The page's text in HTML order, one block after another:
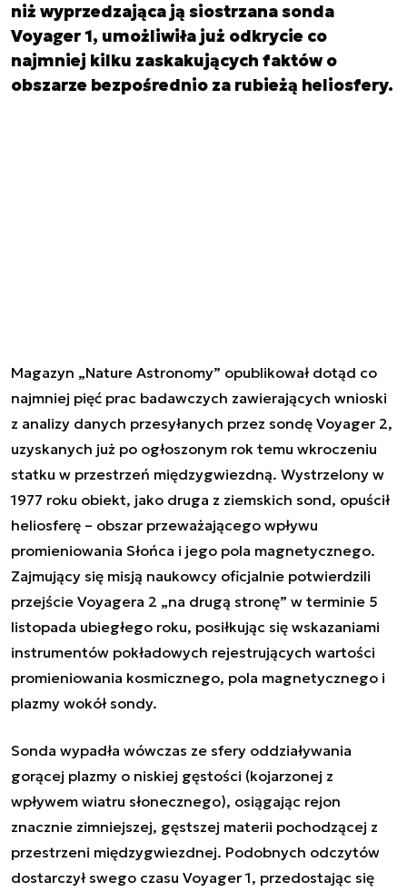
niż wyprzedzająca ją siostrzana sonda
Voyager 1, umożliwiła już odkrycie co
najmniej kilku zaskakujących faktów o
obszarze bezpośrednio za rubieżą heliosfery.
Magazyn „Nature Astronomy” opublikował dotąd co
najmniej pięć prac badawczych zawierających wnioski
z analizy danych przesyłanych przez sondę Voyager 2,
uzyskanych już po ogłoszonym rok temu wkroczeniu
statku w przestrzeń międzygwiezdną. Wystrzelony w
1977 roku obiekt, jako druga z ziemskich sond, opuścił
heliosferę – obszar przeważającego wpływu
promieniowania Słońca i jego pola magnetycznego.
Zajmujący się misją naukowcy oficjalnie potwierdzili
przejście Voyagera 2 „na drugą stronę” w terminie 5
listopada ubiegłego roku, posiłkując się wskazaniami
instrumentów pokładowych rejestrujących wartości
promieniowania kosmicznego, pola magnetycznego i
plazmy wokół sondy.
Sonda wypadła wówczas ze sfery oddziaływania
gorącej plazmy o niskiej gęstości (kojarzonej z
wpływem wiatru słonecznego), osiągając rejon
znacznie zimniejszej, gęstszej materii pochodzącej z
przestrzeni międzygwiezdnej. Podobnych odczytów
dostarczył swego czasu Voyager 1, przedostając się